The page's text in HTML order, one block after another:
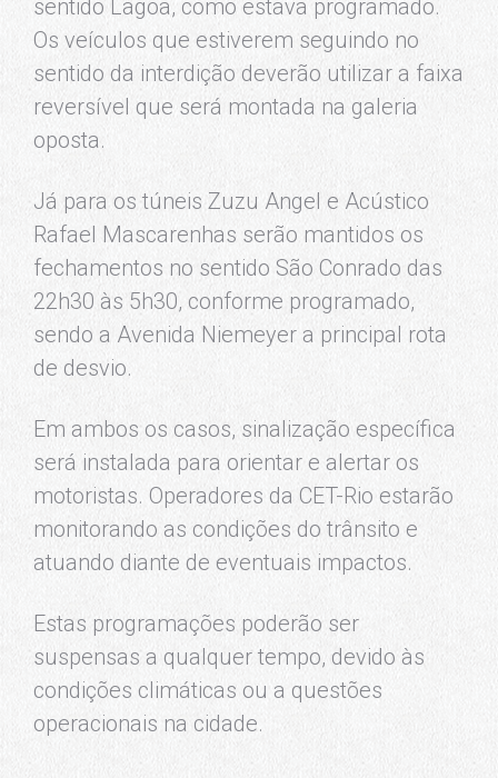
sentido Lagoa, como estava programado.
Os veículos que estiverem seguindo no
sentido da interdição deverão utilizar a faixa
reversível que será montada na galeria
oposta.
Já para os túneis Zuzu Angel e Acústico
Rafael Mascarenhas serão mantidos os
fechamentos no sentido São Conrado das
22h30 às 5h30, conforme programado,
sendo a Avenida Niemeyer a principal rota
de desvio.
Em ambos os casos, sinalização específica
será instalada para orientar e alertar os
motoristas. Operadores da CET-Rio estarão
monitorando as condições do trânsito e
atuando diante de eventuais impactos.
Estas programações poderão ser
suspensas a qualquer tempo, devido às
condições climáticas ou a questões
operacionais na cidade.